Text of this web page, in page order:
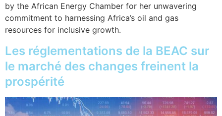
by the African Energy Chamber for her unwavering
commitment to harnessing Africa’s oil and gas
resources for inclusive growth.
Les réglementations de la BEAC sur
le marché des changes freinent la
prospérité